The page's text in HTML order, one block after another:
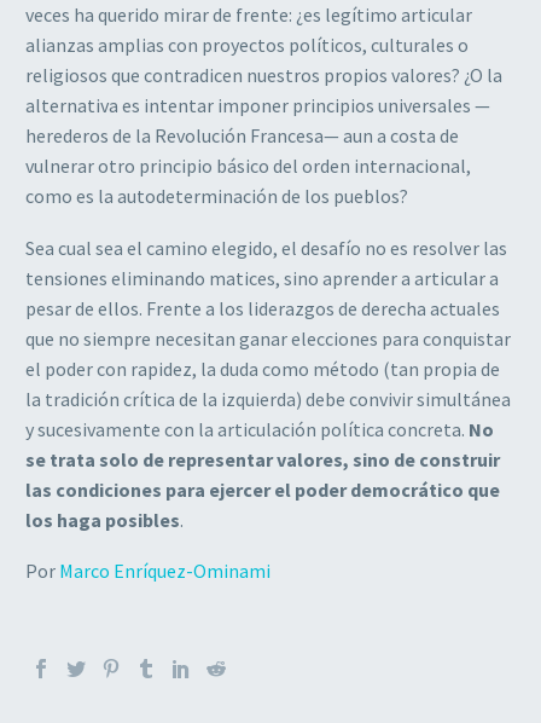
veces ha querido mirar de frente: ¿es legítimo articular
alianzas amplias con proyectos políticos, culturales o
religiosos que contradicen nuestros propios valores? ¿O la
alternativa es intentar imponer principios universales —
herederos de la Revolución Francesa— aun a costa de
vulnerar otro principio básico del orden internacional,
como es la autodeterminación de los pueblos?
Sea cual sea el camino elegido, el desafío no es resolver las
tensiones eliminando matices, sino aprender a articular a
pesar de ellos. Frente a los liderazgos de derecha actuales
que no siempre necesitan ganar elecciones para conquistar
el poder con rapidez, la duda como método (tan propia de
la tradición crítica de la izquierda) debe convivir simultánea
y sucesivamente con la articulación política concreta. No
se trata solo de representar valores, sino de construir
las condiciones para ejercer el poder democrático que
los haga posibles.
Por Marco Enríquez-Ominami